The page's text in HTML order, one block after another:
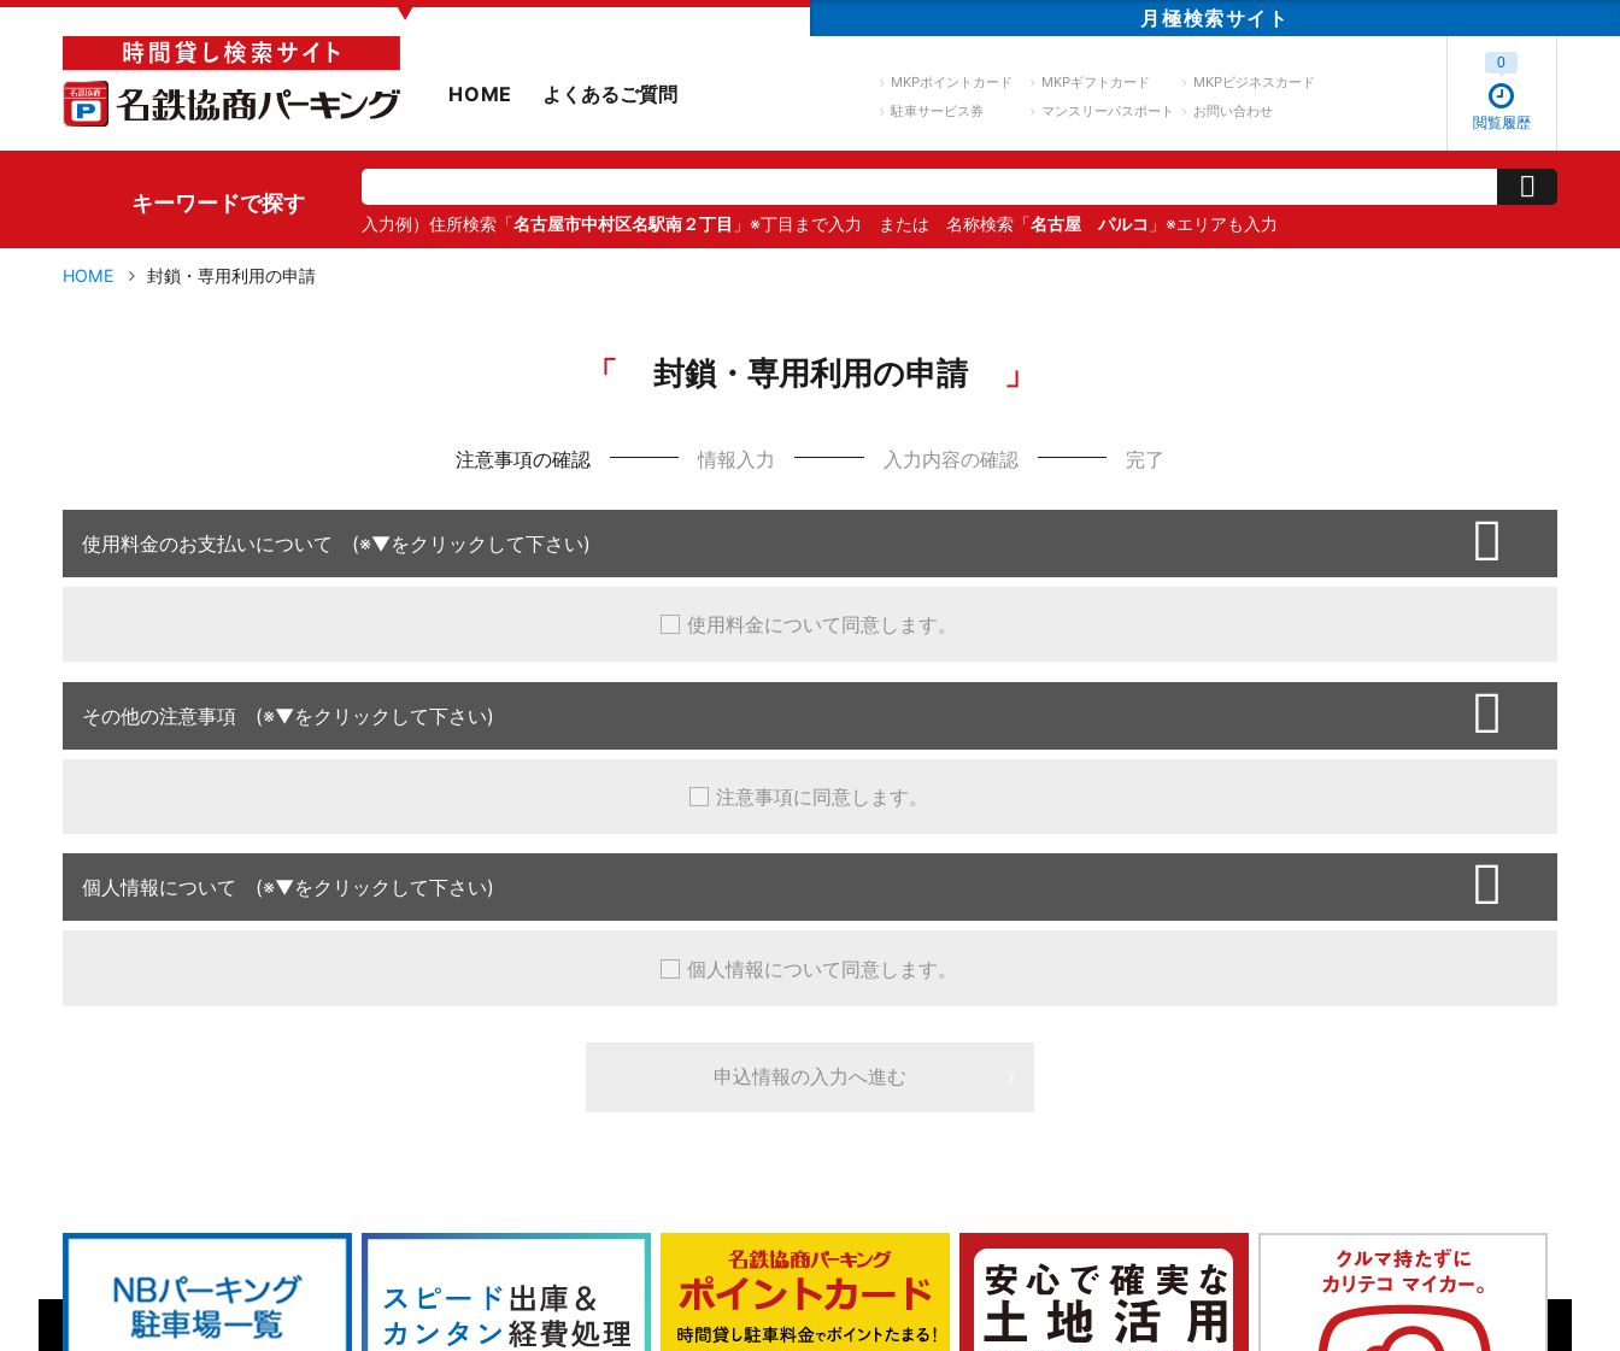
▼ 月極検索サイト
HOME よくあるご質問 MKPポイントカード MKPギフトカード
MKPビジネスカード
駐車サービス券
マンスリーパスポート お問い合わせ
閲覧履歴
0
キーワードで探す
入力例）住所検索「名古屋市中村区名駅南２丁目 」※丁目まで入力 または 名称検索「名古屋 パルコ 」※エリアも入力
HOME 封鎖・専用利用の申請
封鎖・専用利用の申請
注意事項の確認 情報入力 入力内容の確認 完了
使用料金のお支払いについて (※▼をクリックして下さい)
使用料金について同意します。
その他の注意事項 (※▼をクリックして下さい)
注意事項に同意します。
個人情報について (※▼をクリックして下さい)
個人情報について同意します。